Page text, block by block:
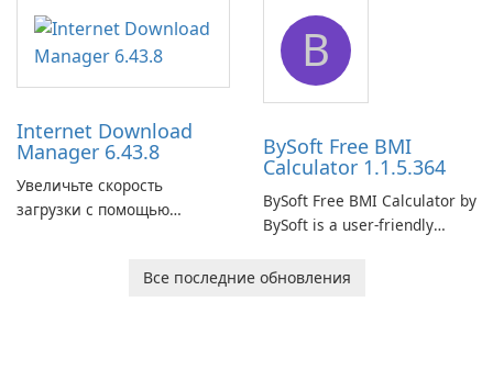
application designed to
monitor your internet
connection and provide real-
time insights into its
designed to help businesses
effectively manage their
network infrastructure.
Internet Download
Manager 6.43.8
Увеличьте скорость
загрузки с помощью
B
BySoft Free BMI
Calculator 1.1.5.364
BySoft Free BMI Calculator by
BySoft is a user-friendly
designed to help you
Все последние обновления